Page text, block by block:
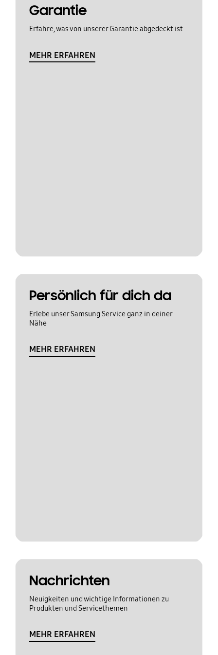
Garantie
Erfahre, was von unserer Garantie abgedeckt ist
MEHR ERFAHREN
Persönlich für dich da
Erlebe unser Samsung Service ganz in deiner
Nähe
MEHR ERFAHREN
Nachrichten
Neuigkeiten und wichtige Informationen zu
Produkten und Servicethemen
MEHR ERFAHREN